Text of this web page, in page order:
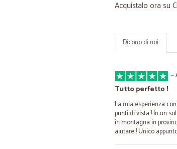
Acquistalo ora su
Dicono di noi
—
Tutto perfetto !
La mia esperienza
punti di vista ! In un
in montagna in
aiutare ! Unico